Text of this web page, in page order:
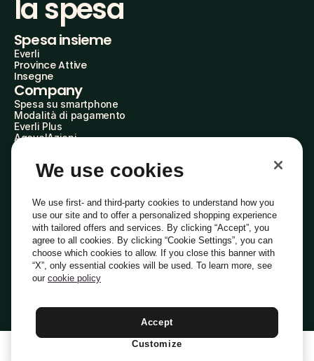
la spesa
Spesa insieme
Everli
Province Attive
Insegne
Company
Spesa su smartphone
Modalità di pagamento
Everli Plus
AgevolAzioni
Everli Shoppers
Scopri chi siamo
Domande frequenti
Lavora con noi
Diventa Shopper
Investitori
PrivacyCookiePreferenze Cookie
Termini e Condizioni
Italiano
We use cookies
We use first- and third-party cookies to understand how you
use our site and to offer a personalized shopping experience
with tailored offers and services. By clicking “Accept”, you
agree to all cookies. By clicking “Cookie Settings”, you can
choose which cookies to allow. If you close this banner with
“X”, only essential cookies will be used. To learn more, see
our cookie policy
Accept
Customize